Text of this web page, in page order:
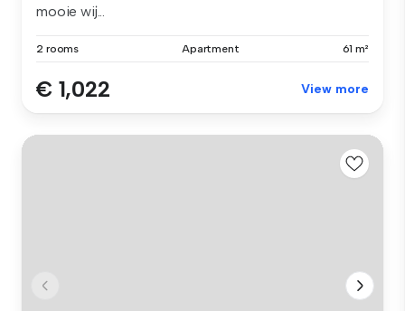
mooie wij...
2 rooms Apartment 61 m²
€ 1,022 View more